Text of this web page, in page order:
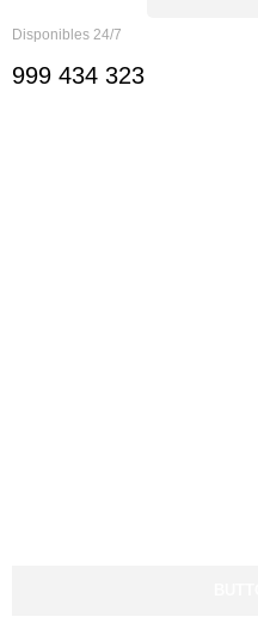
Disponibles 24/7
999 434 323